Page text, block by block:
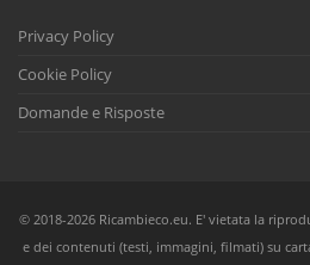
Privacy Policy
Cookie Policy
Domande e Risposte
© 2018-2026 Ricambieco.eu. E' vietata la
e dei contenuti (testi, immagini, filmati) su